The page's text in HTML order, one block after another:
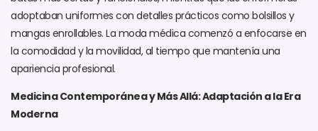
adoptaban uniformes con detalles prácticos como bolsillos y
mangas enrollables. La moda médica comenzó a enfocarse en
la comodidad y la movilidad, al tiempo que mantenía una
apariencia profesional.
Medicina Contemporánea y Más Allá: Adaptación a la Era
Moderna